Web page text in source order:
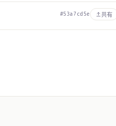
#53a7cd5e 共有